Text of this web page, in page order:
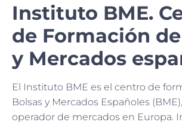
Instituto BME.
de Formación
y Mercados
El Instituto BME es el centro de
Bolsas y Mercados Españoles
operador de mercados en Europa.